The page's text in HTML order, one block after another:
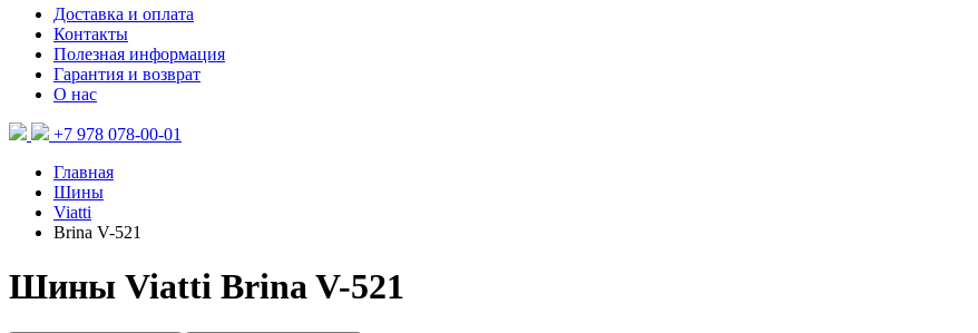
Доставка и оплата
Контакты
Полезная информация
Гарантия и возврат
О нас
+7 978 078-00-01
Главная
Шины
Viatti
Brina V-521
Шины Viatti Brina V-521